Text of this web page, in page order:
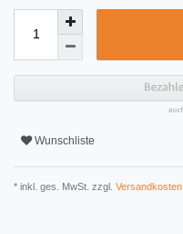
Wunschliste
* inkl. ges. MwSt. zzgl. Versandkosten